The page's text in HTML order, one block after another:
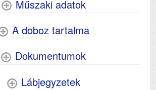
Műszaki adatok
A doboz tartalma
Dokumentumok
Lábjegyzetek